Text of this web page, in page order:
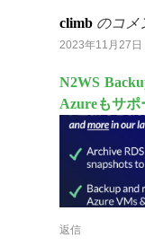
climb のコメ
2023年11月27日
N2WS
Azureもサポ
返信